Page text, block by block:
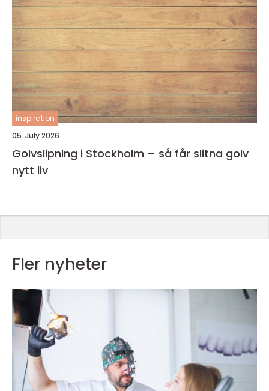
inspiration
05. July 2026
Golvslipning i Stockholm – så får slitna golv
nytt liv
Fler nyheter